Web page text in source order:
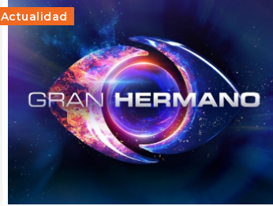
Actualidad